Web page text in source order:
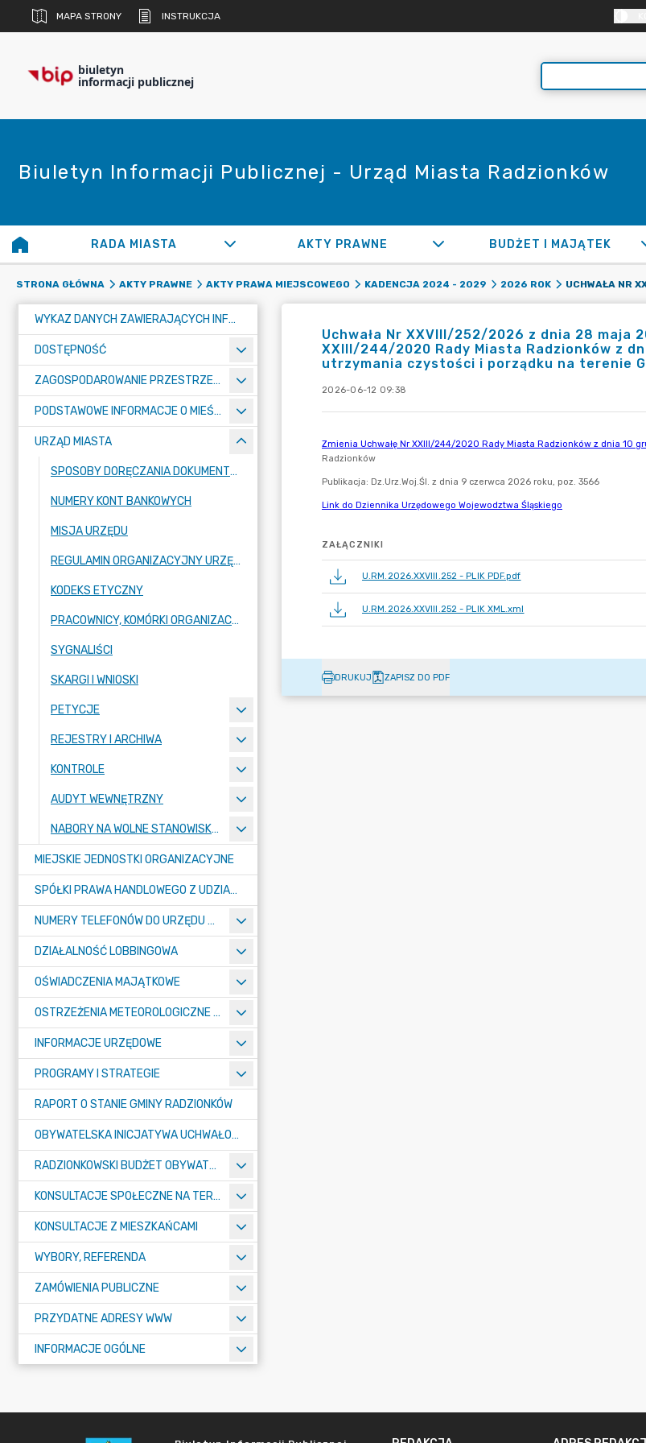
MAPA STRONY INSTRUKCJA
biuletyn
informacji publicznej
Biuletyn Informacji Publicznej - Urząd Miasta Radzionków
RADA MIASTA AKTY PRAWNE BUDŻET I MAJĄTEK
STRONA GŁÓWNA AKTY PRAWNE AKTY PRAWA MIEJSCOWEGO KADENCJA 2024 - 2029 2026 ROK
WYKAZ DANYCH ZAWIERAJĄCYCH INFORMACJE O ŚRODOWISKU I JEGO OCHRONIE
DOSTĘPNOŚĆ
ZAGOSPODAROWANIE PRZESTRZENNE
PODSTAWOWE INFORMACJE O MIEŚCIE
URZĄD MIASTA
SPOSOBY DORĘCZANIA DOKUMENTÓW DO URZĘDU MIASTA RADZIONKÓW
NUMERY KONT BANKOWYCH
MISJA URZĘDU
REGULAMIN ORGANIZACYJNY URZĘDU
KODEKS ETYCZNY
PRACOWNICY, KOMÓRKI ORGANIZACYJNE URZĘDU
SYGNALIŚCI
SKARGI I WNIOSKI
PETYCJE
REJESTRY I ARCHIWA
KONTROLE
AUDYT WEWNĘTRZNY
NABORY NA WOLNE STANOWISKA PRACY
MIEJSKIE JEDNOSTKI ORGANIZACYJNE
SPÓŁKI PRAWA HANDLOWEGO Z UDZIAŁEM GMINY
NUMERY TELEFONÓW DO URZĘDU MIASTA, MIEJSKICH JEDNOSTEK ORGANIZACYJNYCH ORAZ SPÓŁEK PRAWA HANDLOWEGO Z UDZIAŁEM GMINY
DZIAŁALNOŚĆ LOBBINGOWA
OŚWIADCZENIA MAJĄTKOWE
OSTRZEŻENIA METEOROLOGICZNE O ZŁYM STANIE POWIETRZA I INNE
INFORMACJE URZĘDOWE
PROGRAMY I STRATEGIE
RAPORT O STANIE GMINY RADZIONKÓW
OBYWATELSKA INICJATYWA UCHWAŁODAWCZA
RADZIONKOWSKI BUDŻET OBYWATELSKI
KONSULTACJE SPOŁECZNE NA TERENIE MIASTA RADZIONKÓW
KONSULTACJE Z MIESZKAŃCAMI
WYBORY, REFERENDA
ZAMÓWIENIA PUBLICZNE
PRZYDATNE ADRESY WWW
INFORMACJE OGÓLNE
Uchwała Nr XXVIII/252/2026 z dnia 28 maja
XXIII/244/2020 Rady Miasta Radzionków z
utrzymania czystości i porządku na terenie
2026-06-12 09:38
ZAŁĄCZNIKI
U.RM.2026.XXVIII.252 - PLIK PDF.pdf
U.RM.2026.XXVIII.252 - PLIK XML.xml
DRUKUJ ZAPISZ DO PDF